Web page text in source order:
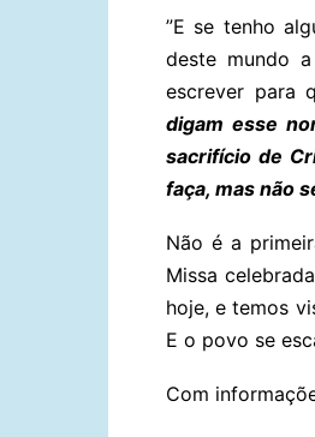
”E se tenho
deste mundo
escrever para
digam esse
sacrifício de
faça, mas não
Não é a
Missa
hoje, e temos
E o povo se
Com